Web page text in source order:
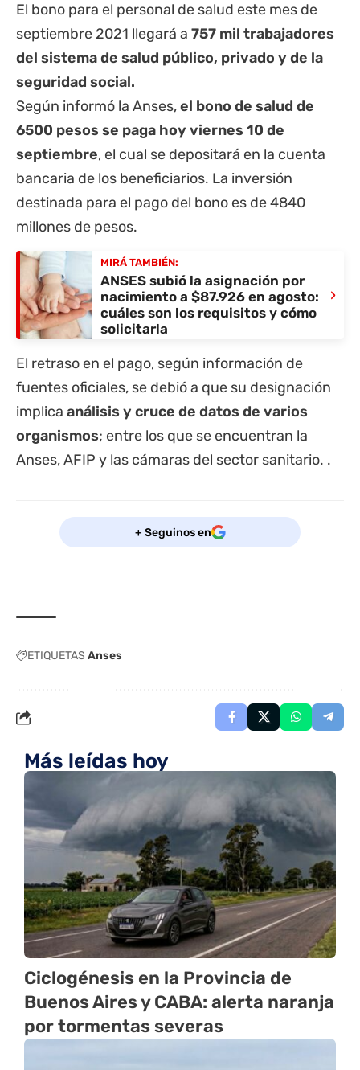
El bono para el personal de salud este mes de
septiembre 2021 llegará a 757 mil trabajadores
del sistema de salud público, privado y de la
seguridad social.
Según informó la Anses,el bono de salud de
6500 pesos se paga hoy viernes 10 de
septiembre, el cual se depositará en la cuenta
bancaria de los beneficiarios. La inversión
destinada para el pago del bono es de 4840
millones de pesos.
MIRÁ TAMBIÉN:
ANSES subió la asignación por
nacimiento a $87.926 en agosto:
cuáles son los requisitos y cómo
solicitarla
›
El retraso en el pago, según información de
fuentes oficiales, se debió a que su designación
implica análisis y cruce de datos de varios
organismos; entre los que se encuentran la
Anses, AFIP y las cámaras del sector sanitario. .
+ Seguinos en
ETIQUETAS Anses
Más leídas hoy
Ciclogénesis en la Provincia de
Buenos Aires y CABA: alerta naranja
por tormentas severas